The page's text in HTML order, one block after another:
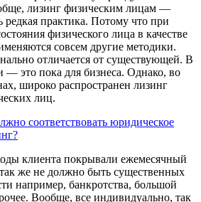
лизинг физическим лицам —
редкая практика. Потому что при
физического лица в качестве
совсем другие методики.
отличается от существующей. В
— это пока для бизнеса. Однако, во
широко распространен лизинг
лиц.
соответствовать юридическое
клиента покрывали ежемесячный
же не должно быть существенных
например, банкротства, большой
Вообще, все индивидуально, так